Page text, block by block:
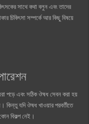
সাথে কথা বলুন এবং তাদের
চিকিৎসা সম্পর্কে আর কিছু বিষয়ে
পড়ে এবং সঠিক ঔষধ সেবন করা হয়
যদি ঔষধ খাওয়ার পরবর্তীতে
বিকল্প নেই।